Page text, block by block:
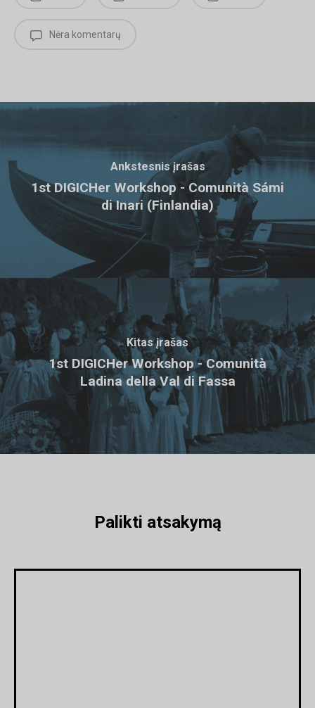
Nėra komentarų
Ankstesnis įrašas
1st DIGICHer Workshop - Comunità Sámi
di Inari (Finlandia)
Kitas įrašas
1st DIGICHer Workshop - Comunità
Ladina della Val di Fassa
Palikti atsakymą